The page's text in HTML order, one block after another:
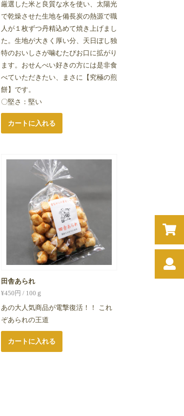
厳選した米と良質な水を使い、太陽光
で乾燥させた生地を備長炭の熱源で職
人が１枚ずつ丹精込めて焼き上げまし
た。生地が大きく厚い分、天日ぼし独
特のおいしさが噛むたびお口に拡がり
ます。おせんべい好きの方には是非食
べていただきたい、まさに【究極の煎
餅】です。
〇堅さ：堅い
カートに入れる
田舎あられ
¥450 円 / 100ｇ
あの大人気商品が電撃復活！！ これ
ぞあられの王道
カートに入れる